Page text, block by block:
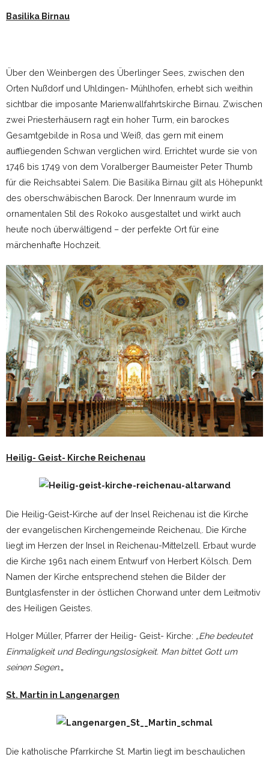
Basilika Birnau
Über den Weinbergen des Überlinger Sees, zwischen den
Orten Nußdorf und Uhldingen- Mühlhofen, erhebt sich weithin
sichtbar die imposante Marienwallfahrtskirche Birnau. Zwischen
zwei Priesterhäusern ragt ein hoher Turm, ein barockes
Gesamtgebilde in Rosa und Weiß, das gern mit einem
auffliegenden Schwan verglichen wird. Errichtet wurde sie von
1746 bis 1749 von dem Voralberger Baumeister Peter Thumb
für die Reichsabtei Salem. Die Basilika Birnau gilt als Höhepunkt
des oberschwäbischen Barock. Der Innenraum wurde im
ornamentalen Stil des Rokoko ausgestaltet und wirkt auch
heute noch überwältigend – der perfekte Ort für eine
märchenhafte Hochzeit.
Heilig- Geist- Kirche Reichenau
Die Heilig-Geist-Kirche auf der Insel Reichenau ist die Kirche
der evangelischen Kirchengemeinde Reichenau,. Die Kirche
liegt im Herzen der Insel in Reichenau-Mittelzell. Erbaut wurde
die Kirche 1961 nach einem Entwurf von Herbert Kölsch. Dem
Namen der Kirche entsprechend stehen die Bilder der
Buntglasfenster in der östlichen Chorwand unter dem Leitmotiv
des Heiligen Geistes.
Holger Müller, Pfarrer der Heilig- Geist- Kirche: „Ehe bedeutet
Einmaligkeit und Bedingungslosigkeit. Man bittet Gott um
seinen Segen.„
St. Martin in Langenargen
Die katholische Pfarrkirche St. Martin liegt im beschaulichen